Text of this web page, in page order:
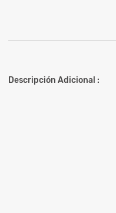
Descripción Adicional :